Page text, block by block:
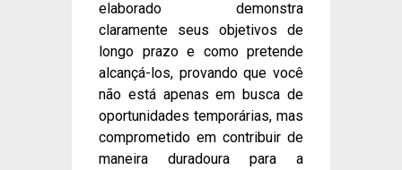
elaborado demonstra
claramente seus objetivos de
longo prazo e como pretende
alcançá-los, provando que você
não está apenas em busca de
oportunidades temporárias, mas
comprometido em contribuir de
maneira duradoura para a